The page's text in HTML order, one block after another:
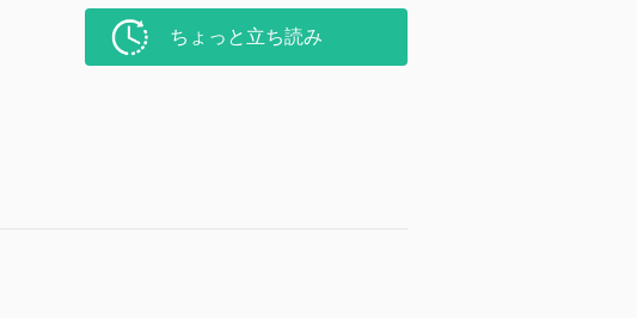
ちょっと立ち読み